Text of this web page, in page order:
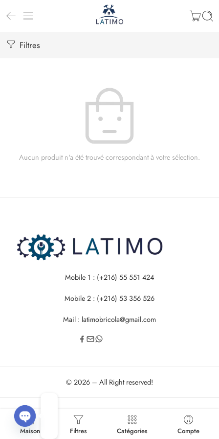
Filtres
Aucun produit n'a été trouvé correspondant à votre sélection.
Mobile 1 : (+216) 55 551 424
Mobile 2 : (+216) 53 356 526
Mail : latimobricola@gmail.com
© 2026 – All Right reserved!
Maison Filtres Catégories Compte
OPEN